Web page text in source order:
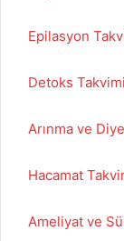
Epilasyon
Detoks Takvimi
Arınma ve
Hacamat
Ameliyat ve